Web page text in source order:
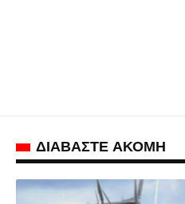
ΔΙΑΒΑΣΤΕ ΑΚΟΜΗ